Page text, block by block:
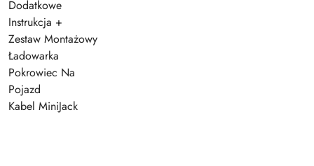
Dodatkowe
Instrukcja +
Zestaw Montażowy
Ładowarka
Pokrowiec Na
Pojazd
Kabel MiniJack